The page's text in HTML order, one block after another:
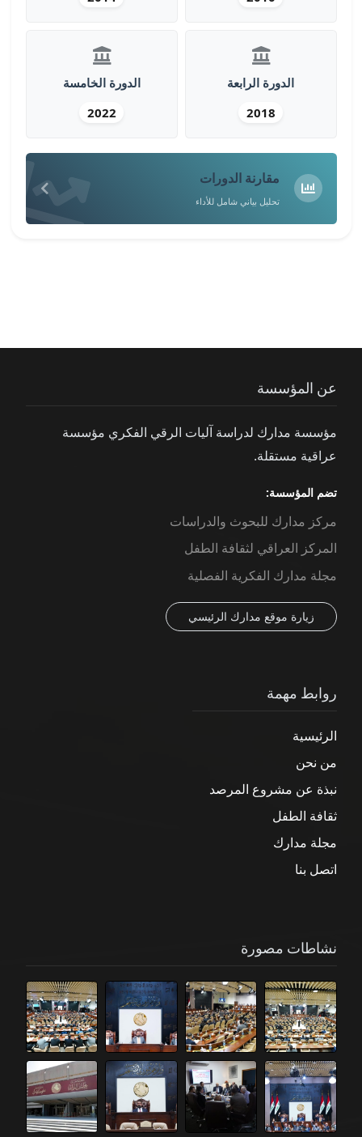
الدورة الرابعة
2018
الدورة الخامسة
2022
مقارنة الدورات
تحليل بياني شامل للأداء
عن المؤسسة
مؤسسة مدارك لدراسة آليات الرقي الفكري مؤسسة
عراقية مستقلة.
تضم المؤسسة:
مركز مدارك للبحوث والدراسات
المركز العراقي لثقافة الطفل
مجلة مدارك الفكرية الفصلية
زيارة موقع مدارك الرئيسي
روابط مهمة
الرئيسية
من نحن
نبذة عن مشروع المرصد
ثقافة الطفل
مجلة مدارك
اتصل بنا
نشاطات مصورة